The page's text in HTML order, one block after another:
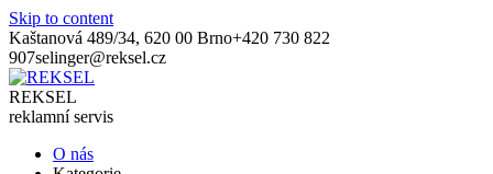
Skip to content
Kaštanová 489/34, 620 00 Brno+420 730 822
907selinger@reksel.cz
REKSEL
reklamní servis
O nás